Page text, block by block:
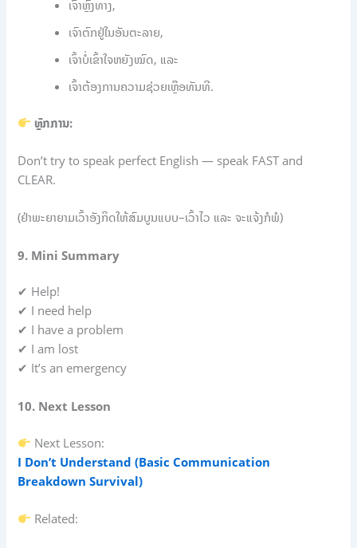
ເຈົ້າຫຼົງທາງ,
ເຈົາຕົກຢູ່ໃນອັນຕະລາຍ,
ເຈົ້າບໍ່ເຂົ້າໃຈຫຍັງໝົດ, ແລະ
ເຈົ້າຕ້ອງການຄວາມຊ່ວຍເຫຼືອທັນທີ.​
ຫຼັກການ:
Don’t try to speak perfect English — speak FAST and
CLEAR.
(ຢ່າພະຍາຍາມເວົ້າອັງກິດໃຫ້ສົມບູນແບບ–ເວົ້າໄວ ແລະ ຈະແຈ້ງກໍພໍ)
9. Mini Summary
✔ Help!
✔ I need help
✔ I have a problem
✔ I am lost
✔ It’s an emergency
10. Next Lesson
Next Lesson:
I Don’t Understand (Basic Communication
Breakdown Survival)
Related: